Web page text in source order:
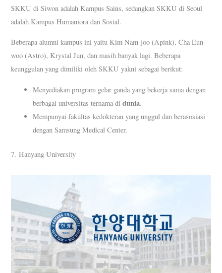
SKKU di Siwon adalah Kampus Sains, sedangkan SKKU di Seoul
adalah Kampus Humaniora dan Sosial.
Beberapa alumni kampus ini yaitu Kim Nam-joo (Apink), Cha Eun-
woo (Astro), Krystal Jun, dan masih banyak lagi. Beberapa
keunggulan yang dimiliki oleh SKKU yakni sebagai berikut:
Menyediakan program gelar ganda yang bekerja sama dengan
berbagai universitas ternama didunia.
Mempunyai fakultas kedokteran yang unggul dan berasosiasi
dengan Samsung Medical Center.
7. Hanyang University